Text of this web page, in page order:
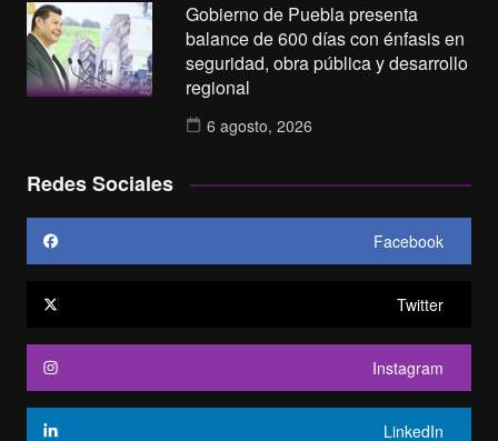
Gobierno de Puebla presenta
balance de 600 días con énfasis en
seguridad, obra pública y desarrollo
regional
6 agosto, 2026
Redes Sociales
Facebook
Twitter
Instagram
LinkedIn